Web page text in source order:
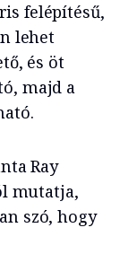
felépítésű,
lehet
és öt
majd a
Ray
mutatja,
szó, hogy